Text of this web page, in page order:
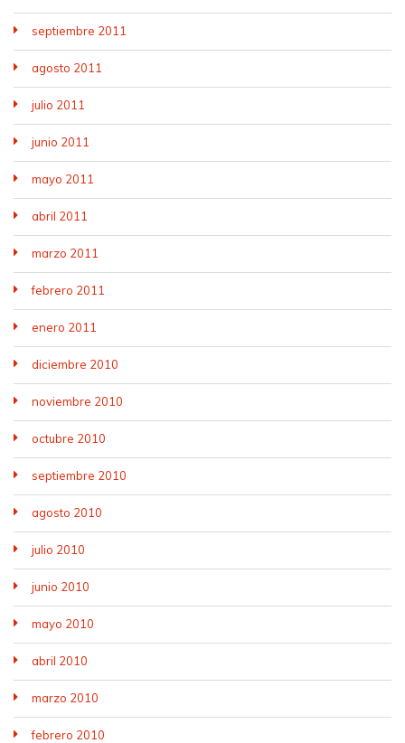
septiembre 2011
agosto 2011
julio 2011
junio 2011
mayo 2011
abril 2011
marzo 2011
febrero 2011
enero 2011
diciembre 2010
noviembre 2010
octubre 2010
septiembre 2010
agosto 2010
julio 2010
junio 2010
mayo 2010
abril 2010
marzo 2010
febrero 2010